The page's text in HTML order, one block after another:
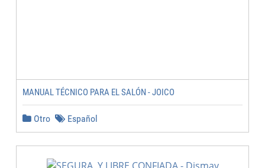
MANUAL TÉCNICO PARA EL SALÓN - JOICO
Otro Español